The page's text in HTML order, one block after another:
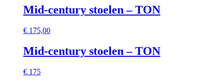
Mid-century stoelen – TON
€ 175,00
Mid-century stoelen – TON
€ 175